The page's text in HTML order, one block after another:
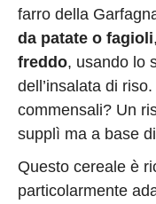
farro della
da patate o fagioli
freddo, usando lo
dell’insalata di
commensali? Un
supplì ma a base
Questo cereale è
particolarmente